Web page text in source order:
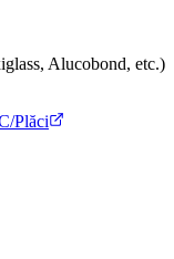
Alucobond, etc.)
Plăci